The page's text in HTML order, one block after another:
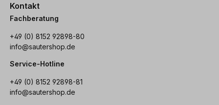
Kontakt
Fachberatung
+49 (0) 8152 92898-80
info@sautershop.de
Service-Hotline
+49 (0) 8152 92898-81
info@sautershop.de